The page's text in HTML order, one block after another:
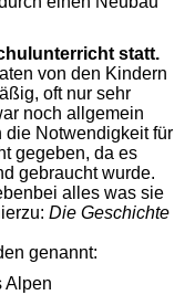
statt.
von den Kindern
oft nur sehr
noch allgemein
die Notwendigkeit für
gegeben, da es
gebraucht wurde.
alles was sie
Die Geschichte
genannt:
Alpen